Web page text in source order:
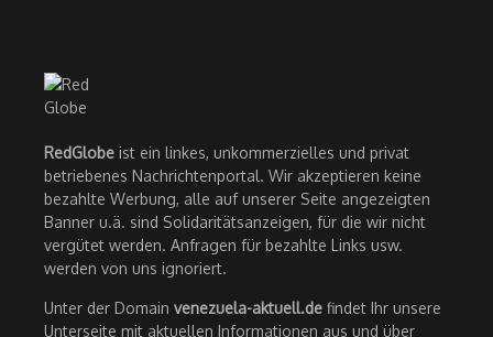
RedGlobe ist ein linkes, unkommerzielles und privat
betriebenes Nachrichtenportal. Wir akzeptieren keine
bezahlte Werbung, alle auf unserer Seite angezeigten
Banner u.ä. sind Solidaritätsanzeigen, für die wir nicht
vergütet werden. Anfragen für bezahlte Links usw.
werden von uns ignoriert.
Unter der Domain venezuela-aktuell.de findet Ihr unsere
Unterseite mit aktuellen Informationen aus und über